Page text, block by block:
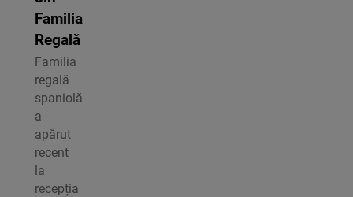
Familia
Regală
Familia
regală
spaniolă
a
apărut
recent
la
recepția